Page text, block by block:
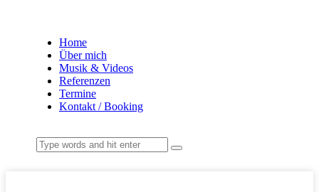
Home
Über mich
Musik & Videos
Referenzen
Termine
Kontakt / Booking